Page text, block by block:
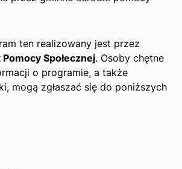
ten realizowany jest przez
Społecznej. Osoby‌ chętne
o programie, a także
mogą zgłaszać się do poniższych‍